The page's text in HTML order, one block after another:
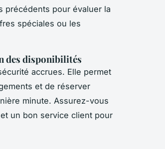
précédents pour évaluer la
spéciales ou les
des disponibilités
accrues. Elle permet
et de réserver
minute. Assurez-vous
un bon service client pour